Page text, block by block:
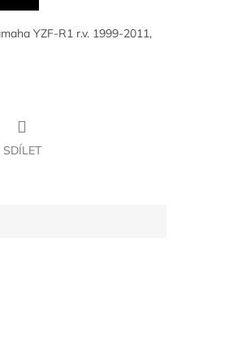
YZF-R1 r.v. 1999-2011,
SDÍLET